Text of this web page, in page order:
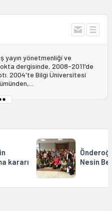
yönetmenliği ve
dergisinde, 2008-2011'de
2004'te Bilgi Üniversitesi
kararı
Nesin